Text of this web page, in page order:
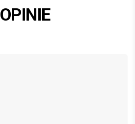
OPINIE